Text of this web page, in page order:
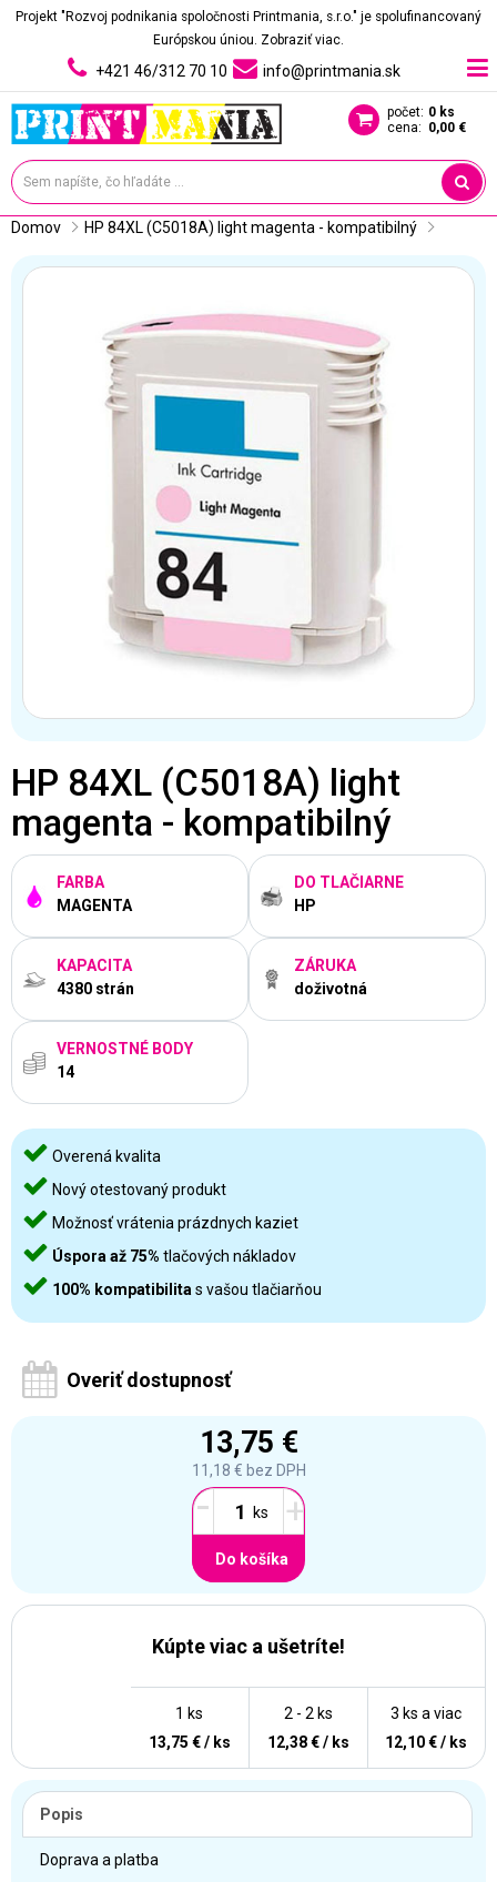
Projekt "Rozvoj podnikania spoločnosti Printmania, s.r.o." je spolufinancovaný
Európskou úniou. Zobraziť viac.
+421 46/312 70 10 info@printmania.sk
počet: 0 ks
cena: 0,00 €
Domov HP 84XL (C5018A) light magenta - kompatibilný
HP 84XL (C5018A) light
magenta - kompatibilný
FARBA
MAGENTA
DO TLAČIARNE
HP
KAPACITA
4380 strán
ZÁRUKA
doživotná
VERNOSTNÉ BODY
14
Overená kvalita
Nový otestovaný produkt
Možnosť vrátenia prázdnych kaziet
Úspora až 75% tlačových nákladov
100% kompatibilita s vašou tlačiarňou
Overiť dostupnosť
13,75 €
11,18 € bez DPH
- +
Do košíka
Kúpte viac a ušetríte!
3 ks a viac
12,10 € / ks
2 - 2 ks
12,38 € / ks
1 ks
13,75 € / ks
Popis
Doprava a platba